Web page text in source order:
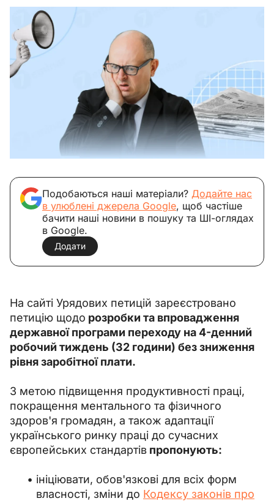
Подобаються наші матеріали? Додайте нас
в улюблені джерела Google, щоб частіше
бачити наші новини в пошуку та ШІ-оглядах
в Google.
Додати
На сайті Урядових петицій зареєстровано
петицію щодо розробки та впровадження
державної програми переходу на 4-денний
робочий тиждень (32 години) без зниження
рівня заробітної плати.
З метою підвищення продуктивності праці,
покращення ментального та фізичного
здоров'я громадян, а також адаптації
українського ринку праці до сучасних
європейських стандартів пропонують:
ініціювати, обов'язкові для всіх форм
власності, зміни до Кодексу законів про